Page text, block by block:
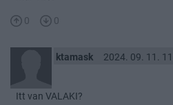
0 0
ktamask 2024. 09. 11.
Itt van VALAKI?